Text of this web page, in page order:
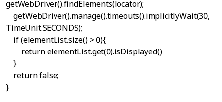
getWebDriver().findElements(locator);
getWebDriver().manage().timeouts().implicitlyWait(30,
TimeUnit.SECONDS);
if (elementList.size() > 0){
return elementList.get(0).isDisplayed()
}
return false;
}